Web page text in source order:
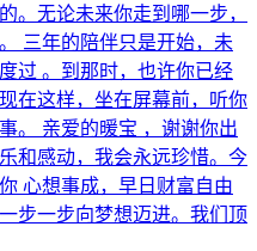
。无论未来你走到哪一步，
三年的陪伴只是开始，未
过 。到那时，也许你已经
在这样，坐在屏幕前，听你
。 亲爱的暖宝 ，谢谢你出
和感动，我会永远珍惜。今
心想事成，早日财富自由
步一步向梦想迈进。我们顶